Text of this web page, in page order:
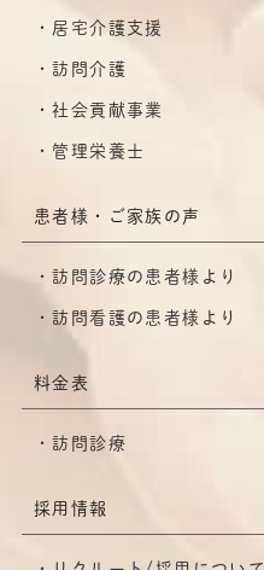
居宅介護支援
訪問介護
社会貢献事業
管理栄養士
患者様・ご家族の声
訪問診療の患者様より
訪問看護の患者様より
料金表
訪問診療
採用情報